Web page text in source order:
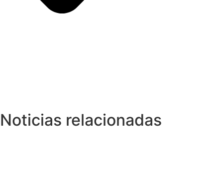
Noticias relacionadas